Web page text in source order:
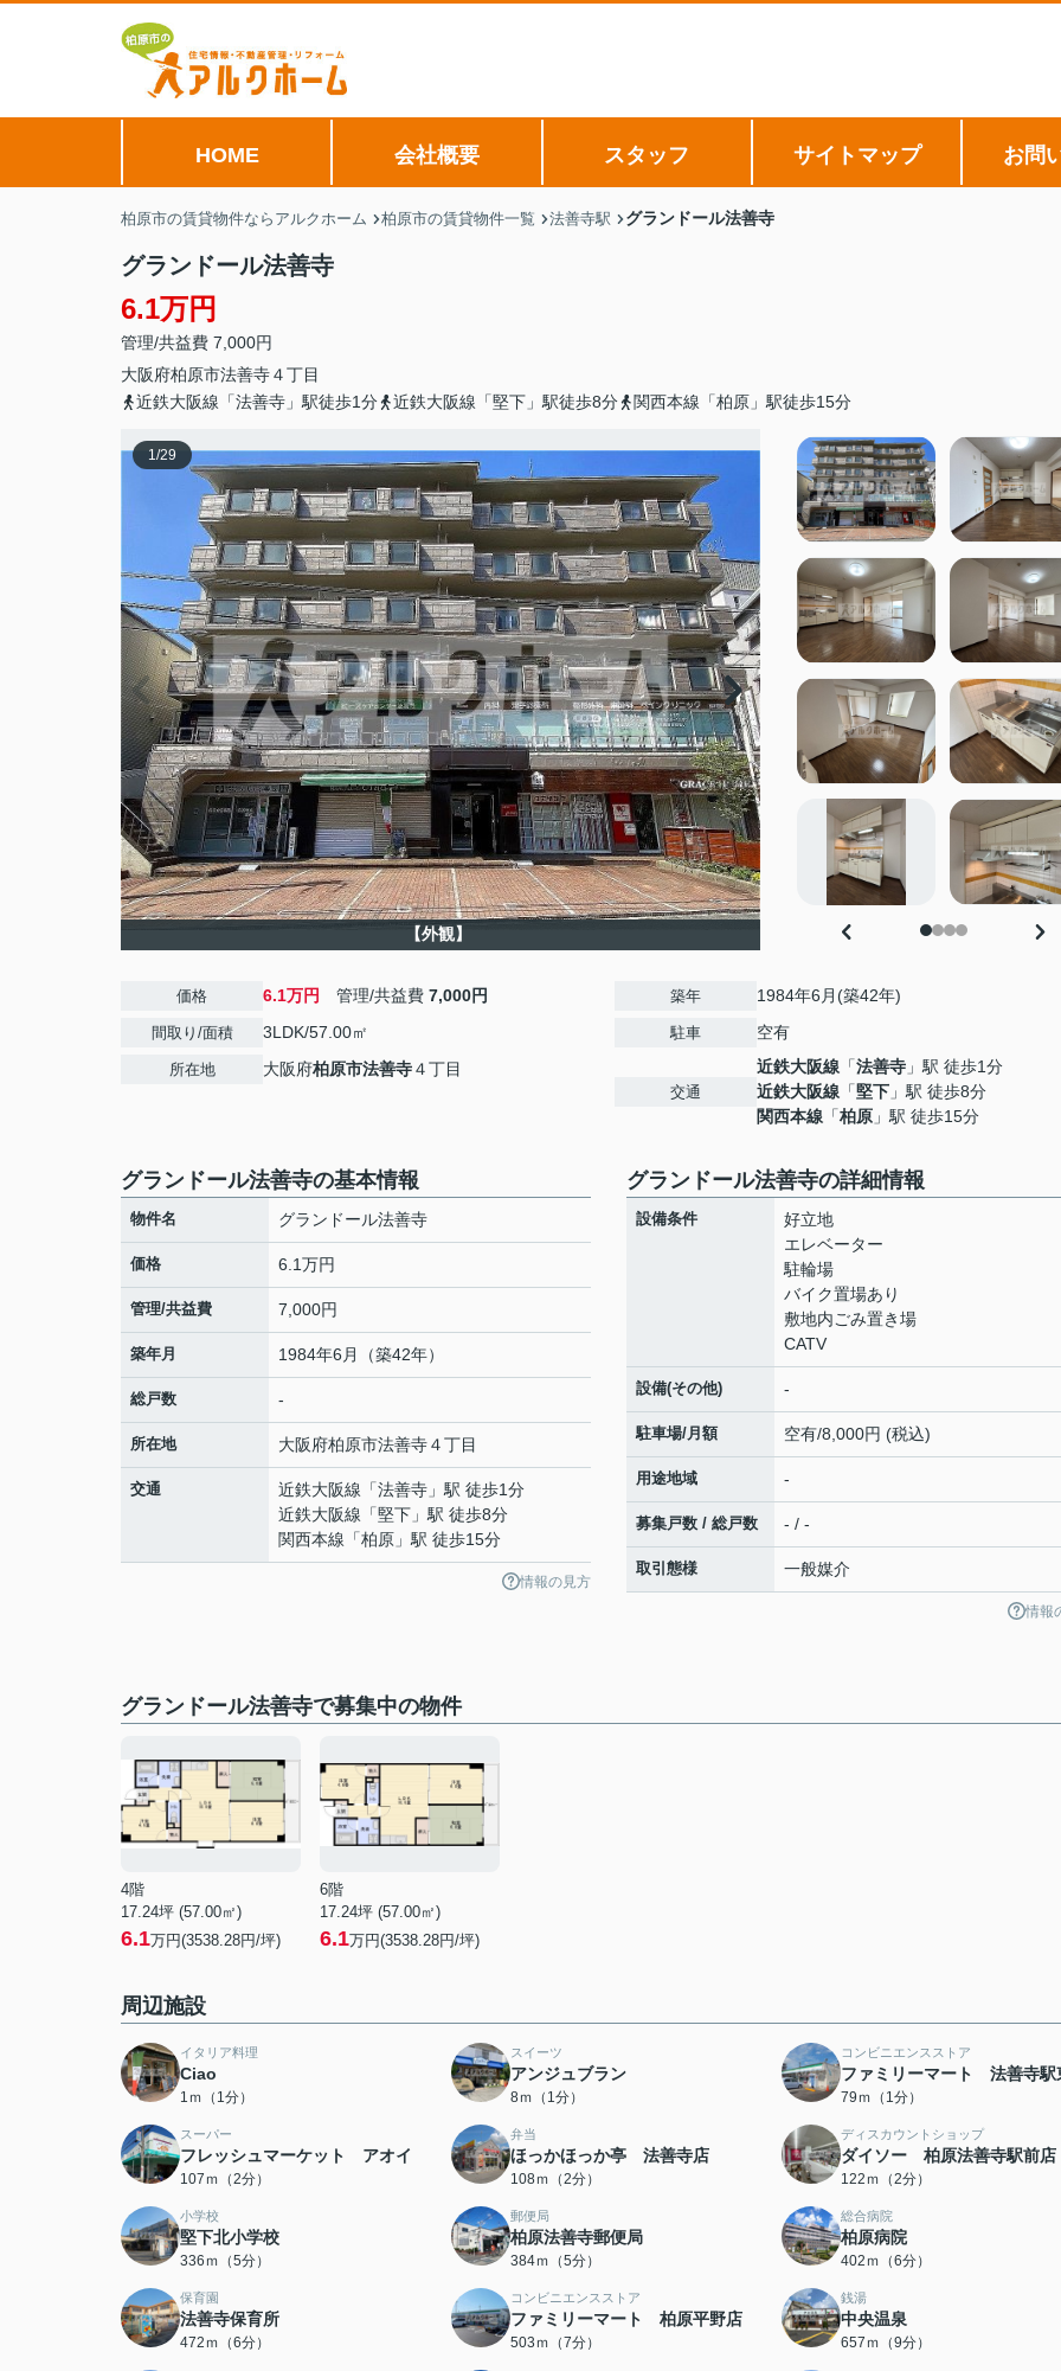
HOME 会社概要 スタッフ サイトマップ お問
柏原市の賃貸物件ならアルクホーム 柏原市の賃貸物件一覧 法善寺駅 グランドール法善寺
グランドール法善寺
6.1万円
管理/共益費 7,000円
大阪府柏原市法善寺４丁目
近鉄大阪線「法善寺」駅徒歩1分
近鉄大阪線「堅下」駅徒歩8分 関西本線「柏原」駅徒歩15分
1/29
【外観】
価格 6.1万円 管理/共益費 7,000円
間取り/面積 3LDK/57.00㎡
所在地 大阪府柏原市法善寺４丁目
築年 1984年6月(築42年)
駐車 空有
交通
近鉄大阪線 「法善寺 」駅 徒歩1分
近鉄大阪線 「堅下 」駅 徒歩8分
関西本線 「柏原 」駅 徒歩15分
グランドール法善寺の基本情報
物件名 グランドール法善寺
価格 6.1万円
管理/共益費 7,000円
築年月 1984年6月（築42年）
総戸数 -
所在地 大阪府柏原市法善寺４丁目
交通 近鉄大阪線 「法善寺 」駅 徒歩1分
近鉄大阪線 「堅下 」駅 徒歩8分
関西本線 「柏原 」駅 徒歩15分
情報の見方
グランドール法善寺の詳細情報
設備条件
好立地
エレベーター
駐輪場
バイク置場あり
敷地内ごみ置き場
CATV
設備(その他) -
駐車場/月額 空有/8,000円 (税込)
用途地域 -
募集戸数 / 総戸数 - / -
取引態様 一般媒介
情報
グランドール法善寺で募集中の物件
4階
17.24坪 (57.00㎡)
6.1万円(3538.28円/坪)
6階
17.24坪 (57.00㎡)
6.1万円(3538.28円/坪)
周辺施設
イタリア料理
Ciao
1ｍ（1分）
スイーツ
アンジュブラン
8ｍ（1分）
コンビニエンスストア
ファミリーマート 法善寺駅
79ｍ（1分）
スーパー
フレッシュマーケット アオイ
107ｍ（2分）
弁当
ほっかほっか亭 法善寺店
108ｍ（2分）
ディスカウントショップ
ダイソー 柏原法善寺駅前店
122ｍ（2分）
小学校
堅下北小学校
336ｍ（5分）
郵便局
柏原法善寺郵便局
384ｍ（5分）
総合病院
柏原病院
402ｍ（6分）
保育園
法善寺保育所
472ｍ（6分）
コンビニエンスストア
ファミリーマート 柏原平野店
503ｍ（7分）
銭湯
中央温泉
657ｍ（9分）